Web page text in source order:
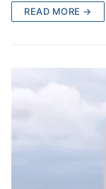
READ MORE →